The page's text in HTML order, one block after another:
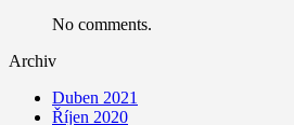
No comments.
Archiv
Duben 2021
Říjen 2020